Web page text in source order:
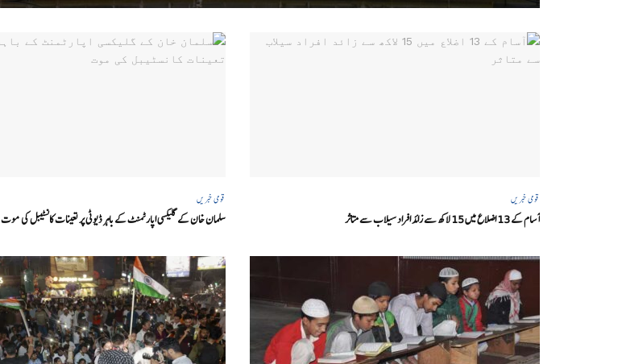
قومی خبریں
آسام کے 13 اضلاع میں 15 لاکھ سے زائد افراد سیلاب سے متاثر
قومی خبریں
سلمان خان کے گلیکسی اپارٹمنٹ کے باہر ڈیوٹی پر تعینات کانسٹیبل کی موت